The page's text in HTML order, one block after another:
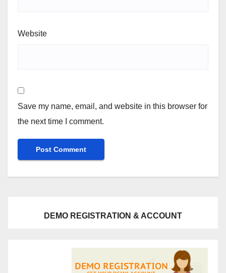
Website
Save my name, email, and website in this browser for
the next time I comment.
DEMO REGISTRATION & ACCOUNT